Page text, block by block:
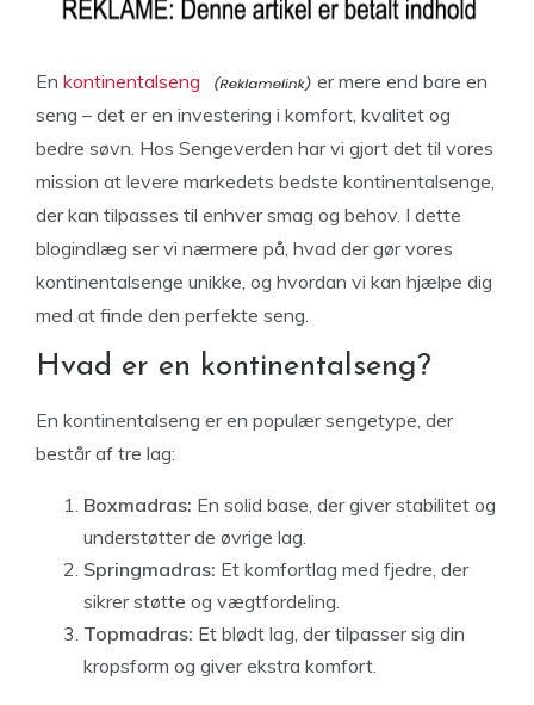
En kontinentalseng
er mere end bare en
seng – det er en investering i komfort, kvalitet og
bedre søvn. Hos Sengeverden har vi gjort det til vores
mission at levere markedets bedste kontinentalsenge,
der kan tilpasses til enhver smag og behov. I dette
blogindlæg ser vi nærmere på, hvad der gør vores
kontinentalsenge unikke, og hvordan vi kan hjælpe dig
med at finde den perfekte seng.
Hvad er en kontinentalseng?
En kontinentalseng er en populær sengetype, der
består af tre lag:
Boxmadras: En solid base, der giver stabilitet og
understøtter de øvrige lag.
Springmadras: Et komfortlag med fjedre, der
sikrer støtte og vægtfordeling.
Topmadras: Et blødt lag, der tilpasser sig din
kropsform og giver ekstra komfort.